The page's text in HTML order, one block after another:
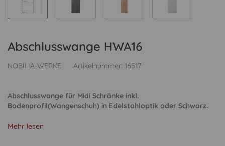
Abschlusswange HWA16
NOBILIA-WERKE Artikelnummer: 16517
Abschlusswange für Midi Schränke inkl.
Bodenprofil(Wangenschuh) in Edelstahloptik oder Schwarz.
Mehr lesen